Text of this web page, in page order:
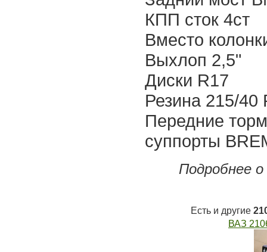
КПП сток 4ст
Вместо
Выхлоп 2,5"
Диски R17
Резина 215/40
Передние
суппорты
Подробнее
Есть и другие
ВАЗ